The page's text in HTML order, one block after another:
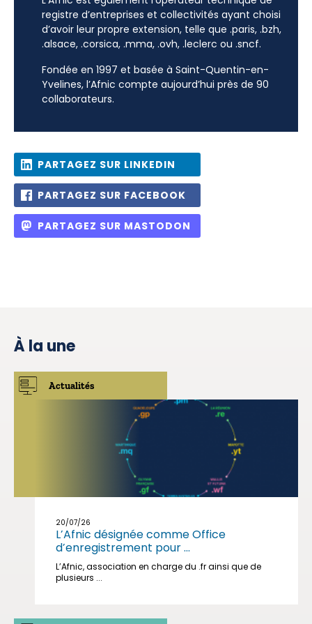
registre d’entreprises et collectivités ayant choisi
d’avoir leur propre extension, telle que .paris, .bzh,
.alsace, .corsica, .mma, .ovh, .leclerc ou .sncf.
Fondée en 1997 et basée à Saint-Quentin-en-
Yvelines, l’Afnic compte aujourd’hui près de 90
collaborateurs.
PARTAGEZ SUR LINKEDIN
PARTAGEZ SUR FACEBOOK
PARTAGEZ SUR MASTODON
À la une
Actualités
20/07/26
L’Afnic désignée comme Office
d’enregistrement pour ...
L’Afnic, association en charge du .fr ainsi que de
plusieurs ...